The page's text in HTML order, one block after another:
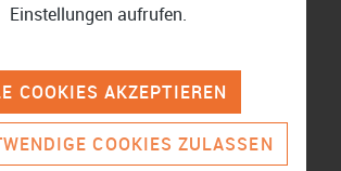
an Ihren Vertrieb sendet,
erstellt wird.
einen Workflow ausarbeiten, der
Aufgabe anfertigt, wenn ein
Einstellungen aufrufen.
COOKIES ZULASSEN
COOKIES AKZEPTIEREN